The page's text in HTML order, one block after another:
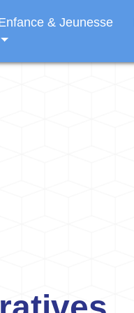
& Jeunesse